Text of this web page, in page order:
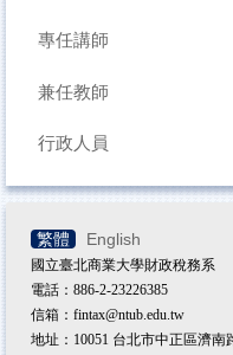
專任講師
兼任教師
行政人員
繁體 English
國立臺北商業大學財政稅務系
電話：886-2-23226385
信箱：fintax@ntub.edu.tw
地址：10051 台北市中正區濟